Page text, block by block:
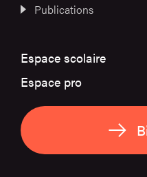
Publications
Espace scolaire
Espace pro